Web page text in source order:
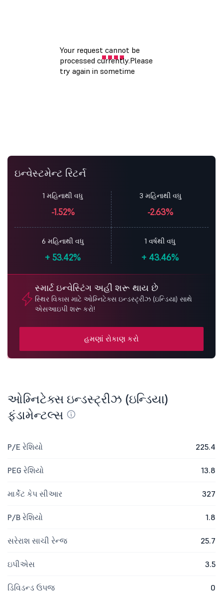
ઇન્વેસ્ટમેન્ટ રિટર્ન
1 મહિનાથી વધુ
-1.52%
3 મહિનાથી વધુ
-2.63%
6 મહિનાથી વધુ
+ 53.42%
1 વર્ષથી વધુ
+ 43.46%
સ્માર્ટ ઇન્વેસ્ટિંગ અહીં શરૂ થાય છે
સ્થિર વિકાસ માટે ઓમ્નિટેક્સ ઇન્ડસ્ટ્રીઝ (ઇન્ડિયા) સાથે
એસઆઇપી શરૂ કરો!
હમણાં રોકાણ કરો
ઓમ્નિટેક્સ ઇન્ડસ્ટ્રીઝ (ઇન્ડિયા)
ફંડામેન્ટલ્સ
P/E રેશિયો 225.4
PEG રેશિયો 13.8
માર્કેટ કેપ સીઆર 327
P/B રેશિયો 1.8
સરેરાશ સાચી રેન્જ 25.7
ઇપીએસ 3.5
ડિવિડન્ડ ઉપજ 0